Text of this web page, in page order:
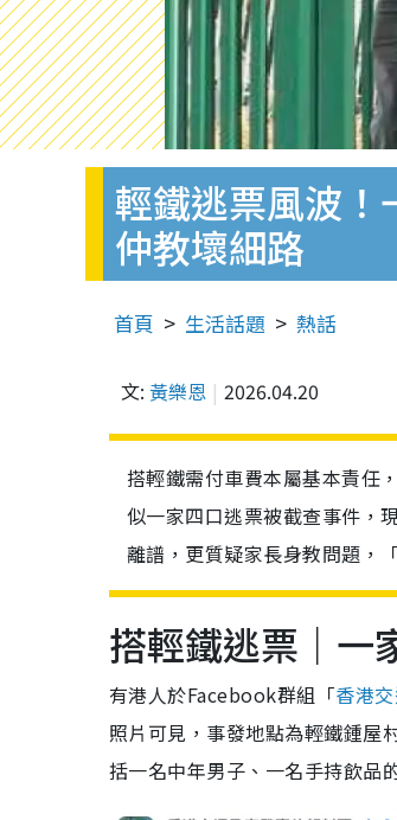
輕鐵逃票風波！
仲教壞細路
首頁 生活話題 熱話
文: 黃樂恩 2026.04.20
搭輕鐵需付車費本屬基本責任
似一家四口逃票被截查事件，
離譜，更質疑家長身教問題，
搭輕鐵逃票｜一
有港人於Facebook群組「香港
照片可見，事發地點為輕鐵鍾屋
括一名中年男子、一名手持飲品